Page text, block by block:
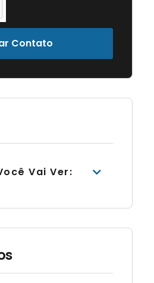
Contato
Vai Ver: